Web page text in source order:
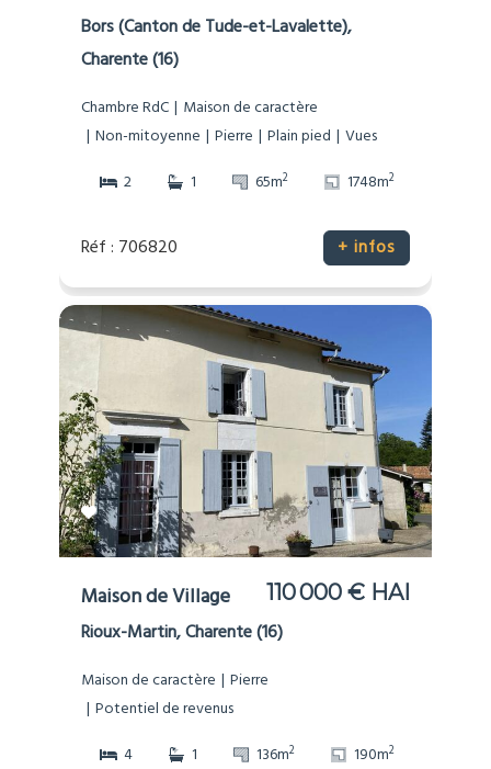
Bors (Canton de Tude-et-Lavalette),
Charente (16)
Chambre RdC
Maison de caractère
Non-mitoyenne
Pierre Plain pied
Vues
2
1 65m2 1748m2
Réf : 706820 + infos
Maison de Village 110 000 € HAI
Rioux-Martin, Charente (16)
Maison de caractère
Pierre
Potentiel de revenus
4
1 136m2 190m2